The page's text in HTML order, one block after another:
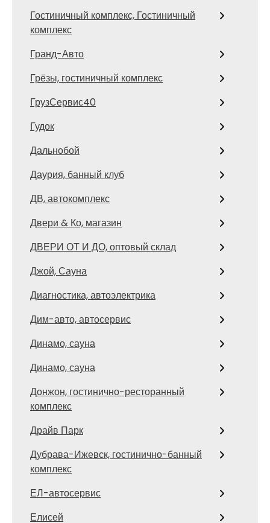
Гостиничный комплекс, Гостиничный
комплекс
Гранд-Авто
Грёзы, гостиничный комплекс
ГрузСервис40
Гудок
Дальнобой
Даурия, банный клуб
ДВ, автокомплекс
Двери & Ко, магазин
ДВЕРИ ОТ И ДО, оптовый склад
Джой, Сауна
Диагностика, автоэлектрика
Дим-авто, автосервис
Динамо, сауна
Динамо, сауна
Донжон, гостинично-ресторанный
комплекс
Драйв Парк
Дубрава-Ижевск, гостинично-банный
комплекс
ЕЛ-автосервис
Елисей